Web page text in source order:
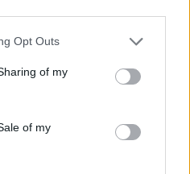
Opt Outs
of my
of my
Pucciarelli su
Mchedlidze per
e potrebbe lasciar